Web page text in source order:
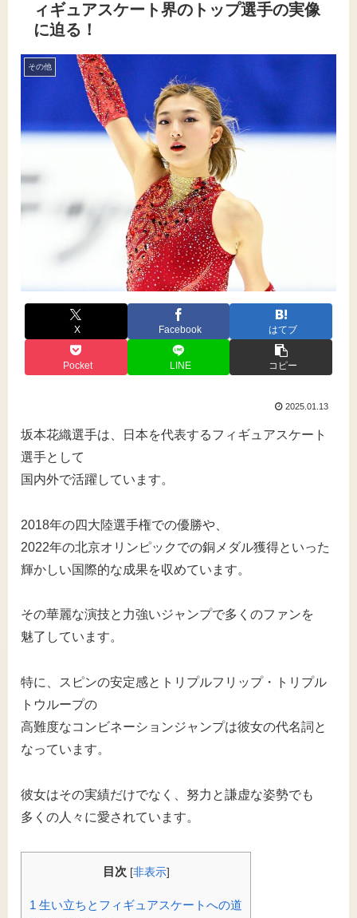
ィギュアスケート界のトップ選手の実像
に迫る！
その他
X Facebook はてブ
Pocket LINE コピー
2025.01.13
坂本花織選手は、日本を代表するフィギュアスケート
選手として
国内外で活躍しています。
2018年の四大陸選手権での優勝や、
2022年の北京オリンピックでの銅メダル獲得といった
輝かしい国際的な成果を収めています。
その華麗な演技と力強いジャンプで多くのファンを
魅了しています。
特に、スピンの安定感とトリプルフリップ・トリプル
トウループの
高難度なコンビネーションジャンプは彼女の代名詞と
なっています。
彼女はその実績だけでなく、努力と謙虚な姿勢でも
多くの人々に愛されています。
目次 [非表示]
1 生い立ちとフィギュアスケートへの道